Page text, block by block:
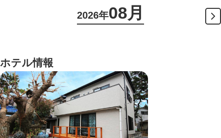
2026年08月
ホテル情報